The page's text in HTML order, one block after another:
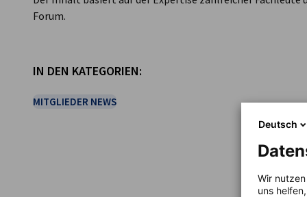
Forum.
IN DEN KATEGORIEN:
MITGLIEDER NEWS
TEILEN
Deutsch
Wir
uns